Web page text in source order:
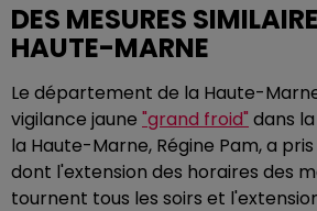
DES MESURES
HAUTE-MARNE
Le département de la Haute-
vigilance jaune "grand froid" dans
la Haute-Marne, Régine Pam, a
dont l'extension des horaires des
tournent tous les soirs et